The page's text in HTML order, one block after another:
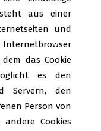
aus einer
und
das Cookie
es den
Servern, den
Person von
Cookies